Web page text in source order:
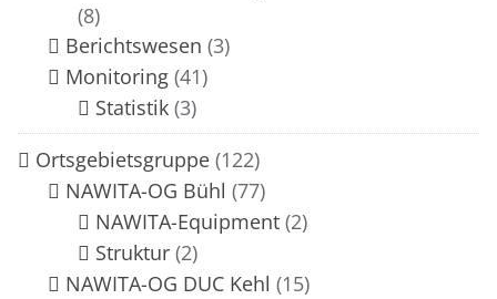
(8)
Berichtswesen (3)
Monitoring (41)
Statistik (3)
Ortsgebietsgruppe (122)
NAWITA-OG Bühl (77)
NAWITA-Equipment (2)
Struktur (2)
NAWITA-OG DUC Kehl (15)